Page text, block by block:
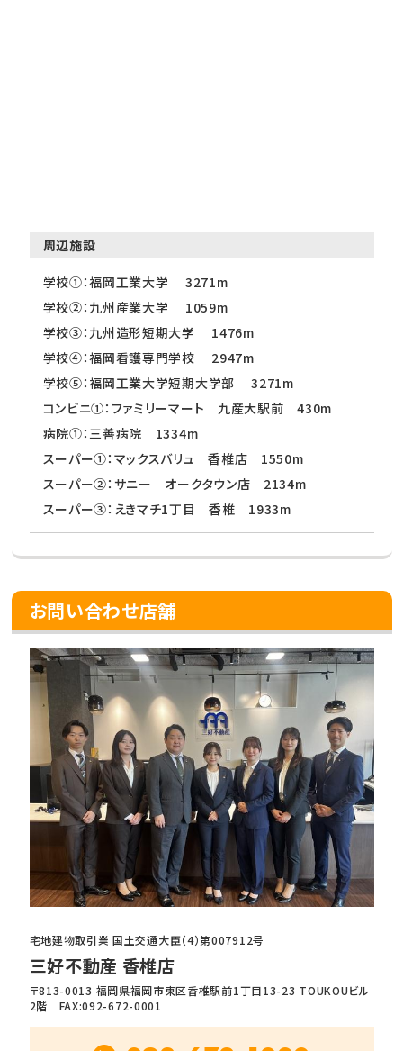
周辺施設
学校①：福岡工業大学 3271m
学校②：九州産業大学 1059m
学校③：九州造形短期大学 1476m
学校④：福岡看護専門学校 2947m
学校⑤：福岡工業大学短期大学部 3271m
コンビニ①：ファミリーマート 九産大駅前 430m
病院①：三善病院 1334m
スーパー①：マックスバリュ 香椎店 1550m
スーパー②：サニー オークタウン店 2134m
スーパー③：えきマチ1丁目 香椎 1933m
お問い合わせ店舗
宅地建物取引業 国土交通大臣（4）第007912号
三好不動産 香椎店
〒813-0013 福岡県福岡市東区香椎駅前1丁目13-23 TOUKOUビル
2階 FAX:092-672-0001